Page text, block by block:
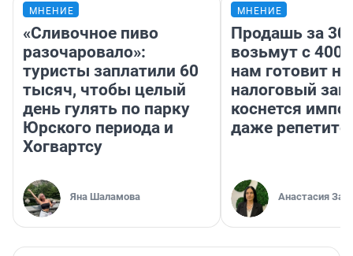
МНЕНИЕ
«Сливочное пиво
разочаровало»:
туристы заплатили 60
тысяч, чтобы целый
день гулять по парку
Юрского периода и
Хогвартсу
Яна Шаламова
МНЕНИЕ
Продашь за
возьмут с
нам готовит
налоговый
коснется
даже
Анастасия